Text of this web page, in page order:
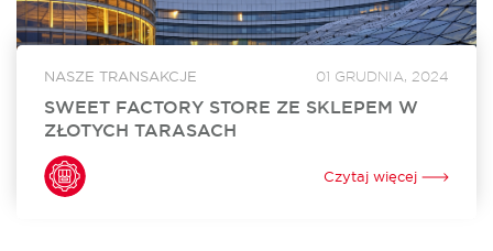
NASZE TRANSAKCJE 01 GRUDNIA, 2024
SWEET FACTORY STORE ZE SKLEPEM W
ZŁOTYCH TARASACH
Sweet Factory Store otworzył swój sklep w Złotych
Tarasach. To już 24. w Polsce i 3. w Warszawie stacjonarny
punkt sprzedaży tej niezwykle popularnej marki oferującej
Czytaj więcej